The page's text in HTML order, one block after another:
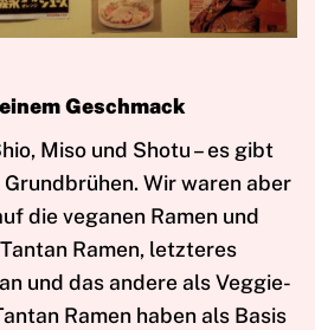
Geschmack
Miso und Shotu – es gibt
Wir waren aber
die veganen Ramen und
Ramen, letzteres
und das andere als Veggie-
Ramen haben als Basis